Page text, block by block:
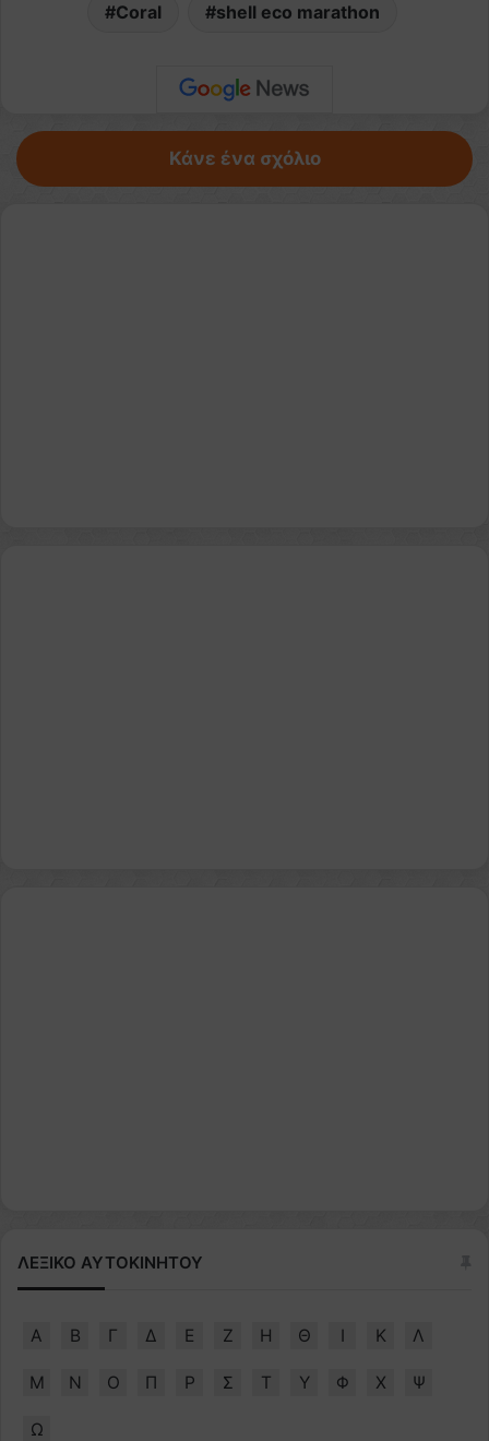
Coral shell eco marathon
Κάνε ένα σχόλιο
ΛΕΞΙΚΟ ΑΥΤΟΚΙΝΗΤΟΥ
Α Β Γ Δ Ε Ζ Η Θ Ι Κ Λ
Μ Ν Ο Π Ρ Σ Τ Υ Φ Χ Ψ
Ω